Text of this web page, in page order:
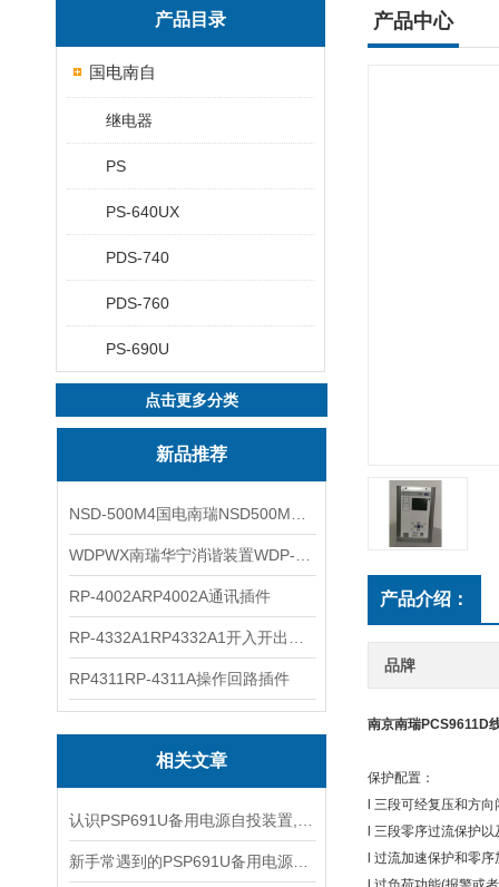
产品目录
国电南自
继电器
PS
PS-640UX
PDS-740
PDS-760
PS-690U
点击更多分类
新品推荐
RP-4002ARP4002A通讯插件
RP4311RP-4311A操作回路插件
相关文章
产品中心
产品介绍：
品牌
南京南瑞PCS9611D
保护配置：
l 三段可经复压和方
l 三段零序过流保护
l 过流加速保护和零